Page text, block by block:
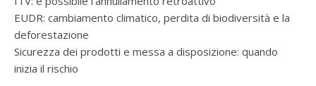
EUDR: cambiamento climatico, perdita di biodiversità e la
deforestazione
Sicurezza dei prodotti e messa a disposizione: quando
inizia il rischio